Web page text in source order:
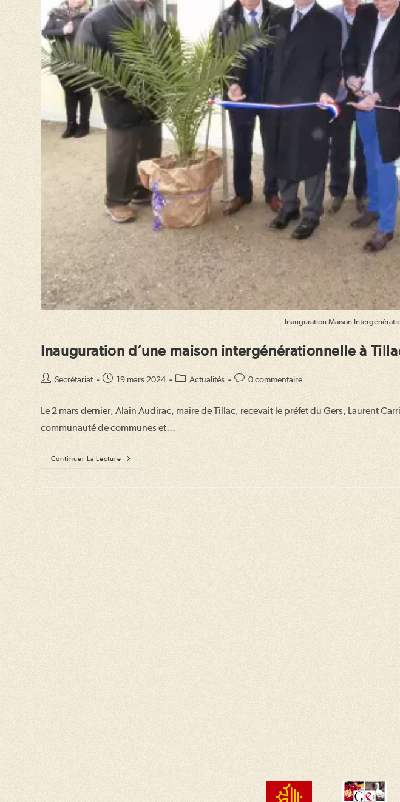
Inauguration Maison
Inauguration d’une maison intergénérationnelle à
Auteur/autrice
publication :
Secrétariat
Publication
19 mars 2024
PostActualités
Commentaires
publication :
0 commentaire
Le 2 mars dernier, Alain Audirac, maire de Tillac, recevait le préfet du Gers, Laurent
communauté de communes et…
Continuer La Lecture
Inauguration
D’une